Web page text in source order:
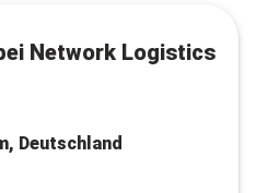
Network Logistics
Deutschland